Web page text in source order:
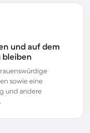
und auf dem
bleiben
sowie eine
und andere